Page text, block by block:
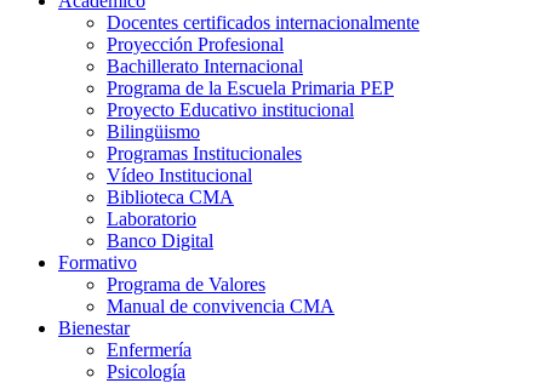
Docentes certificados internacionalmente
Proyección Profesional
Bachillerato Internacional
Programa de la Escuela Primaria PEP
Proyecto Educativo institucional
Bilingüismo
Programas Institucionales
Vídeo Institucional
Biblioteca CMA
Laboratorio
Banco Digital
Formativo
Programa de Valores
Manual de convivencia CMA
Bienestar
Enfermería
Psicología